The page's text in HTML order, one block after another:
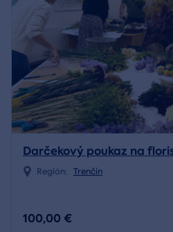
Darčekový poukaz na
Región: Trenčín
100,00 €